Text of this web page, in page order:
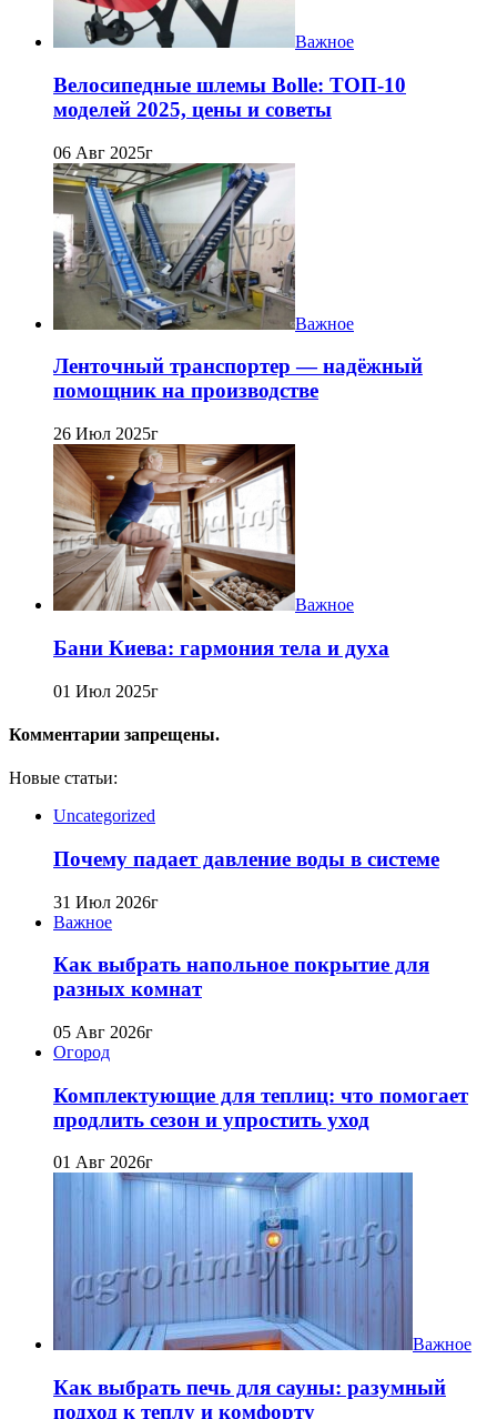
Важное
Велосипедные шлемы Bolle: ТОП-10
моделей 2025, цены и советы
06 Авг 2025г
Важное
Ленточный транспортер — надёжный
помощник на производстве
26 Июл 2025г
Важное
Бани Киева: гармония тела и духа
01 Июл 2025г
Комментарии запрещены.
Новые статьи:
Uncategorized
Почему падает давление воды в системе
31 Июл 2026г
Важное
Как выбрать напольное покрытие для
разных комнат
05 Авг 2026г
Огород
Комплектующие для теплиц: что помогает
продлить сезон и упростить уход
01 Авг 2026г
Важное
Как выбрать печь для сауны: разумный
подход к теплу и комфорту